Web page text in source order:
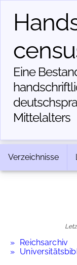
Eine
Mittelalters
Verzeichnisse
Reichsarchiv